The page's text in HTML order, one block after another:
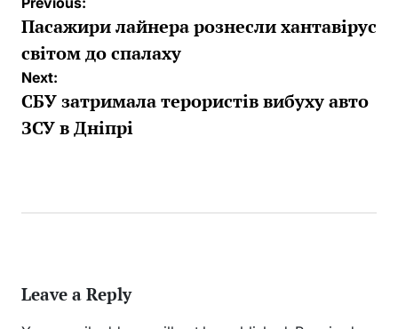
navigation
Пасажири лайнера рознесли хантавірус
світом до спалаху
Next:
СБУ затримала терористів вибуху авто
ЗСУ в Дніпрі
Leave a Reply